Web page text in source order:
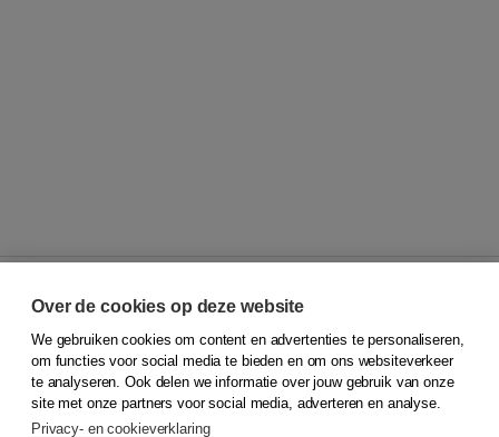
© 2026Koninklijke Boom uitgevers
Klantenservice
Service & informatie
Over de cookies op deze website
We gebruiken cookies om content en advertenties te personaliseren,
om functies voor social media te bieden en om ons websiteverkeer
te analyseren. Ook delen we informatie over jouw gebruik van onze
site met onze partners voor social media, adverteren en analyse.
Privacy- en cookieverklaring